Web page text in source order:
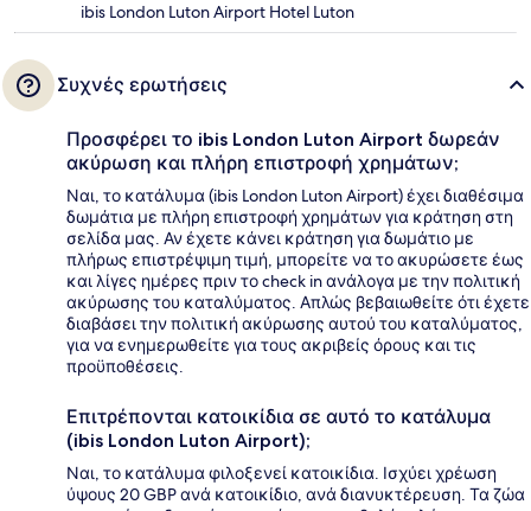
ibis London Luton Airport Hotel Luton
Συχνές ερωτήσεις
Προσφέρει το ibis London Luton Airport δωρεάν
ακύρωση και πλήρη επιστροφή χρημάτων;
Ναι, το κατάλυμα (ibis London Luton Airport) έχει διαθέσιμα
δωμάτια με πλήρη επιστροφή χρημάτων για κράτηση στη
σελίδα μας. Αν έχετε κάνει κράτηση για δωμάτιο με
πλήρως επιστρέψιμη τιμή, μπορείτε να το ακυρώσετε έως
και λίγες ημέρες πριν το check in ανάλογα με την πολιτική
ακύρωσης του καταλύματος. Απλώς βεβαιωθείτε ότι έχετε
διαβάσει την πολιτική ακύρωσης αυτού του καταλύματος,
για να ενημερωθείτε για τους ακριβείς όρους και τις
προϋποθέσεις.
Επιτρέπονται κατοικίδια σε αυτό το κατάλυμα
(ibis London Luton Airport);
Ναι, το κατάλυμα φιλοξενεί κατοικίδια. Ισχύει χρέωση
ύψους 20 GBP ανά κατοικίδιο, ανά διανυκτέρευση. Τα ζώα